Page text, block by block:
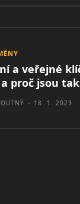
a veřejné
proč jsou
- 18. 1. 2023